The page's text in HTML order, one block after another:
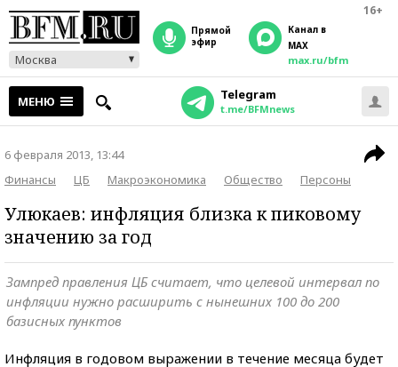
16+
Москва
прямой
эфир
Канал в
MAX
max.ru/bfm
МЕНЮ Telegram
t.me/BFMnews
6 февраля 2013, 13:44
Финансы
ЦБ Макроэкономика Общество Персоны
Улюкаев: инфляция близка к пиковому
значению за год
Зампред правления ЦБ считает, что целевой интервал по
инфляции нужно расширить с нынешних 100 до 200
базисных пунктов
Инфляция в годовом выражении в течение месяца будет